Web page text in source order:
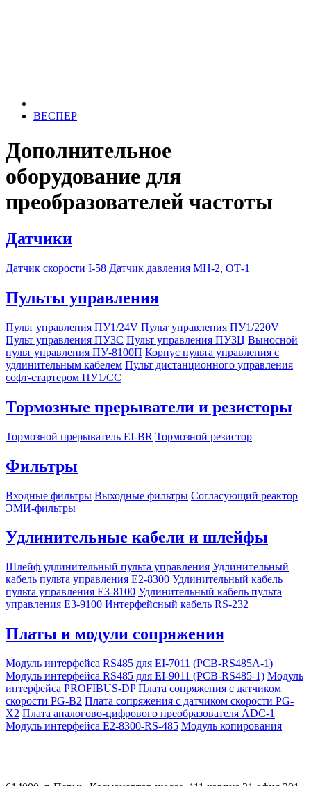
ВЕСПЕР
Дополнительное
оборудование для
преобразователей частоты
Датчики
Датчик скорости I-58 Датчик давления МН-2, ОТ-1
Пульты управления
Пульт управления ПУ1/24V Пульт управления ПУ1/220V
Пульт управления ПУ3С Пульт управления ПУ3Ц Выносной
пульт управления ПУ-8100П Корпус пульта управления с
удлинительным кабелем Пульт дистанционного управления
софт-стартером ПУ1/СС
Тормозные прерыватели и резисторы
Тормозной прерыватель EI-BR Тормозной резистор
Фильтры
Входные фильтры Выходные фильтры Согласующий реактор
ЭМИ-фильтры
Удлинительные кабели и шлейфы
Шлейф удлинительный пульта управления Удлинительный
кабель пульта управления Е2-8300 Удлинительный кабель
пульта управления Е3-8100 Удлинительный кабель пульта
управления Е3-9100 Интерфейсный кабель RS-232
Платы и модули сопряжения
Модуль интерфейса RS485 для EI-7011 (PCB-RS485A-1)
Модуль интерфейса RS485 для EI-9011 (PCB-RS485-1) Модуль
интерфейса PROFIBUS-DP Плата сопряжения с датчиком
скорости PG-B2 Плата сопряжения с датчиком скорости PG-
X2 Плата аналогово-цифрового преобразователя ADC-1
Модуль интерфейса Е2-8300-RS-485 Модуль копирования